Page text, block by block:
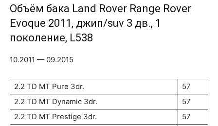
Объём бака Land Rover Range Rover
Evoque 2011, джип/suv 3 дв., 1
поколение, L538
10.2011 — 09.2015
2.2 TD MT Pure 3dr.
57
2.2 TD MT Dynamic 3dr.
57
2.2 TD MT Prestige 3dr.
57